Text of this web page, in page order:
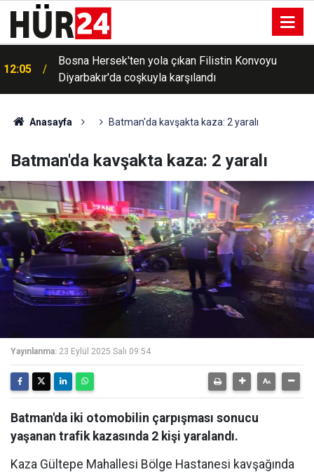
12:05
Bosna Hersek'ten yola çıkan Filistin Konvoyu
Diyarbakır'da coşkuyla karşılandı
Anasayfa Batman'da kavşakta kaza: 2 yaralı
Batman'da kavşakta kaza: 2 yaralı
Yayınlanma: 23 Eylül 2025 Salı 09:54
Batman'da iki otomobilin çarpışması sonucu
yaşanan trafik kazasında 2 kişi yaralandı.
Kaza Gültepe Mahallesi Bölge Hastanesi kavşağında